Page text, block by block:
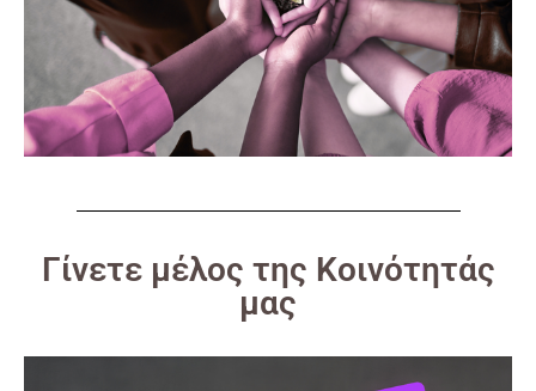
Γίνετε μέλος της Κοινότητάς
μας